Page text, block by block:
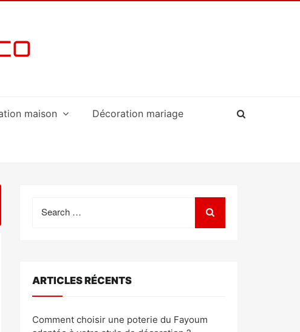
maison Décoration mariage
for:
ARTICLES RÉCENTS
Comment choisir une poterie du Fayoum